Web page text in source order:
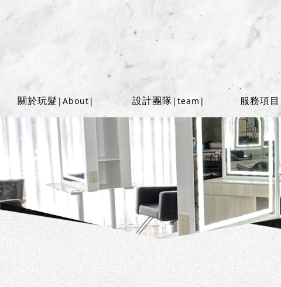
關於玩髮|About| 設計團隊 |team| 服務項目